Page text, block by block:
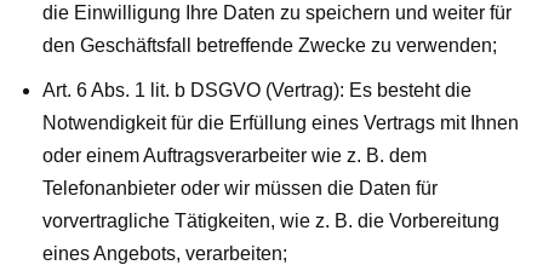
die Einwilligung Ihre Daten zu speichern und weiter für
den Geschäftsfall betreffende Zwecke zu verwenden;
Art. 6 Abs. 1 lit. b DSGVO (Vertrag): Es besteht die
Notwendigkeit für die Erfüllung eines Vertrags mit Ihnen
oder einem Auftragsverarbeiter wie z. B. dem
Telefonanbieter oder wir müssen die Daten für
vorvertragliche Tätigkeiten, wie z. B. die Vorbereitung
eines Angebots, verarbeiten;